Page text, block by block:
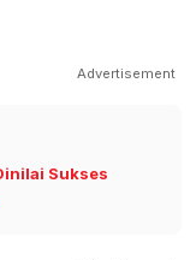
Advertisement
Sukses